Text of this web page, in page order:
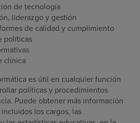
de tecnología
liderazgo y gestión
de calidad y cumplimiento
políticas
clínica
es útil en cualquier función
políticas y procedimientos
Puede obtener más información
los cargos, las